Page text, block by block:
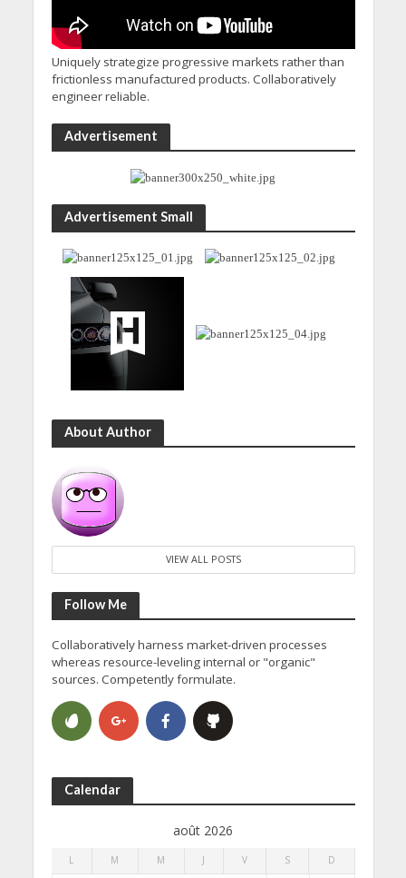
Uniquely strategize progressive markets rather than
frictionless manufactured products. Collaboratively
engineer reliable.
Advertisement
Advertisement Small
About Author
VIEW ALL POSTS
Follow Me
Collaboratively harness market-driven processes
whereas resource-leveling internal or "organic"
sources. Competently formulate.
Calendar
août 2026
L M M J V S D